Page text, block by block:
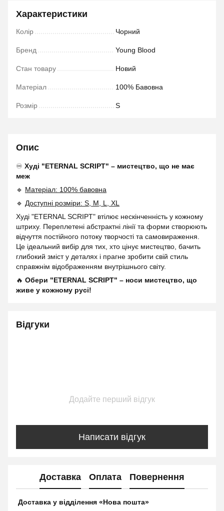
Характеристики
Колір Чорний
Бренд Young Blood
Стан товару Новий
Матеріал 100% Бавовна
Розмір S
Опис
♾ Худі "ETERNAL SCRIPT" – мистецтво, що не має
меж
🔹 Матеріал: 100% бавовна
🔹 Доступні розміри: S, M, L, XL
Худі "ETERNAL SCRIPT" втілює нескінченність у кожному
штриху. Переплетені абстрактні лінії та форми створюють
відчуття постійного потоку творчості та самовираження.
Це ідеальний вибір для тих, хто цінує мистецтво, бачить
глибокий зміст у деталях і прагне зробити свій стиль
справжнім відображенням внутрішнього світу.
🔥 Обери "ETERNAL SCRIPT" – носи мистецтво, що
живе у кожному русі!
Відгуки
Додайте перший відгук
Написати відгук
Доставка Оплата Повернення
Доставка у відділення «Нова пошта»